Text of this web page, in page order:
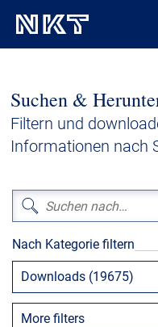
Referenzen
Presse & Events
Über uns
Nachhaltigkeit
Suchen &
Filtern und
Informationen nach
Nach Kategorie filtern
Downloads (19675)
More filters